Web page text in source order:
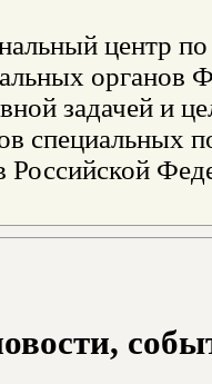
центр по
органов
задачей и
специальных
Российской